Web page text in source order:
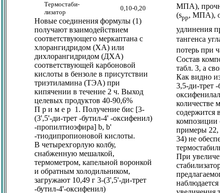
Термостаби-
лизатор
0,10-0,20
Новые соединения формулы (1)
получают взаимодействием
соответствующего меркаптана с
хлорангидридом (ХА) или
дихлорангидридом (ДХА)
соответствующей карбоновой
кислоты в бензоле в присутствии
триэтиламина (ТЭА) при
кипячении в течение 2 ч. Выход
целевых продуктов 40-90,6%
П р и м е р 1. Получение бис [3-
(3',5'-ди-трет -бутил-4' -оксифенил)
-пропилтиоэфира] b, b'
-тиодипропионовой кислоты.
В четырехгорлую колбу,
снабженную мешалкой,
термометром, капельной воронкой
и обратным холодильником,
загружают 10,49 г 3-(3',5'-ди-трет
-бутил-4'-оксифенил)
МПА),
(sрр, МПА),
удлинения
тангенса
потерь при
Состав
табл. 3, а
Как видно
3,5-ди-трет
количестве
содержится
композиции
примеры 22,
34) не
При